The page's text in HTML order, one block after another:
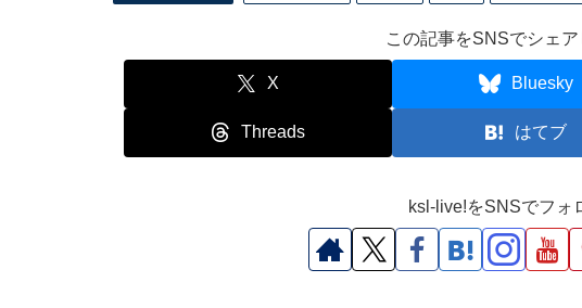
この記事をSNSでシェア
X Bluesky
Threads はてブ
ksl-live!をSNSでフォ